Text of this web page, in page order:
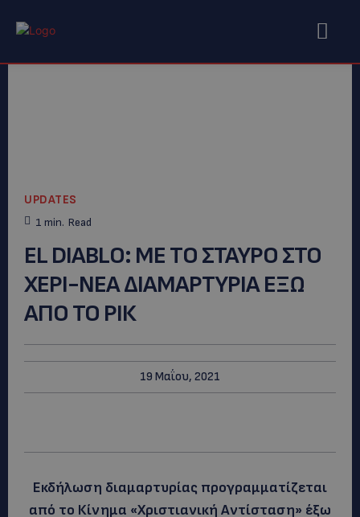
UPDATES
1 min. Read
EL DIABLO: ME TΟ ΣΤΑΥΡΟ ΣΤΟ
ΧΕΡΙ-ΝΕΑ ΔΙΑΜΑΡΤΥΡΙΑ ΕΞΩ
ΑΠΟ ΤΟ ΡΙΚ
19 Μαΐου, 2021
Εκδήλωση διαμαρτυρίας προγραμματίζεται
από το Κίνημα «Χριστιανική Αντίσταση» έξω